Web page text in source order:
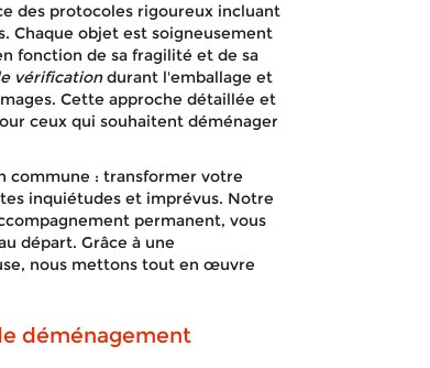
des protocoles rigoureux incluant
Chaque objet est soigneusement
fonction de sa fragilité et de sa
vérificationdurant l'emballage et
Cette approche détaillée et
ceux qui souhaitent déménager
commune : transformer votre
inquiétudes et imprévus. Notre
permanent, vous
départ. Grâce à une
nous mettons tout en œuvre
déménagement